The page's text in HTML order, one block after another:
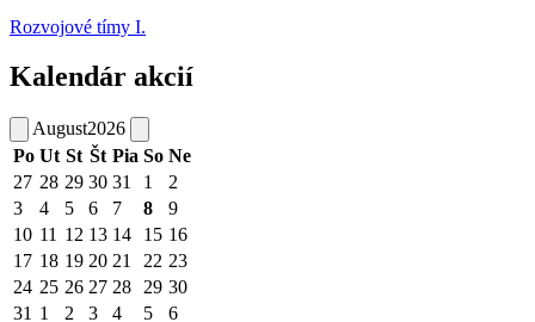
Rozvojové tímy I.
Kalendár akcií
August2026
Po Ut St Št Pia So Ne
27 28 29 30 31 1
2
3
4 5 6 7 8
9
10 11 12 13 14 15 16
17 18 19 20 21 22 23
24 25 26 27 28 29 30
31 1 2 3 4 5 6